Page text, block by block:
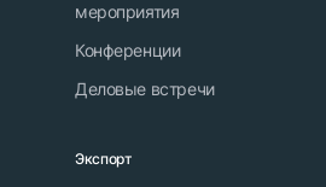
мероприятия
Конференции
Деловые встречи
Экспорт